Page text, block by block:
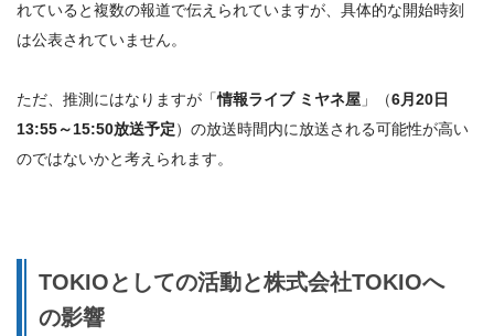
れている と複数の報道で伝えられていますが、具体的な開始時刻
は公表されていません。
ただ、推測にはなりますが「情報ライブ ミヤネ屋 」（6月20日
13:55～15:50放送予定）の放送時間内に放送される可能性が高い
のではないかと考えられます。
TOKIOとしての活動と株式会社TOKIOへ
の影響